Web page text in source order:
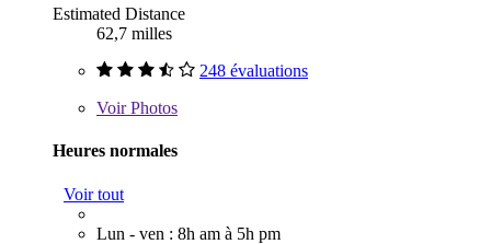
Estimated Distance
62,7 milles
248 évaluations
VoirPhotos
Heures normales
Voir tout
Lun - ven : 8h am à 5h pm